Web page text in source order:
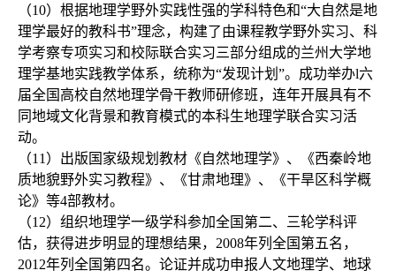
（10）根据地理学野外实践性强的学科特色和“大自然是地
理学最好的教科书”理念，构建了由课程教学野外实习、科
学考察专项实习和校际联合实习三部分组成的兰州大学地
理学基地实践教学体系，统称为“发现计划”。成功举办l六
届全国高校自然地理学骨干教师研修班，连年开展具有不
同地域文化背景和教育模式的本科生地理学联合实习活
动。
（11）出版国家级规划教材《自然地理学》、《西秦岭地
质地貌野外实习教程》、《甘肃地理》、《干旱区科学概
论》等4部教材。
（12）组织地理学一级学科参加全国第二、三轮学科评
估，获得进步明显的理想结果，2008年列全国第五名，
2012年列全国第四名。论证并成功申报人文地理学、地球